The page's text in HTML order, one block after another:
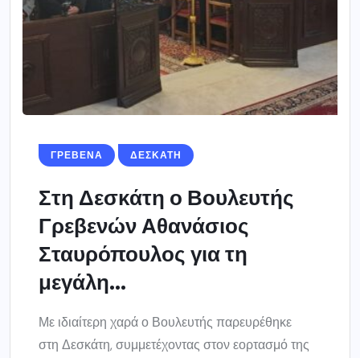
ΓΡΕΒΕΝΑ ΔΕΣΚΑΤΗ
Στη Δεσκάτη ο Βουλευτής
Γρεβενών Αθανάσιος
Σταυρόπουλος για τη
μεγάλη...
Με ιδιαίτερη χαρά ο Βουλευτής παρευρέθηκε
στη Δεσκάτη, συμμετέχοντας στον εορτασμό της